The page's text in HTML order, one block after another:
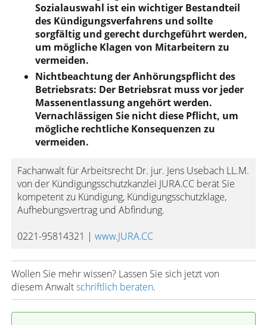
Sozialauswahl ist ein wichtiger Bestandteil
des Kündigungsverfahrens und sollte
sorgfältig und gerecht durchgeführt werden,
um mögliche Klagen von Mitarbeitern zu
vermeiden.
Nichtbeachtung der Anhörungspflicht des
Betriebsrats: Der Betriebsrat muss vor jeder
Massenentlassung angehört werden.
Vernachlässigen Sie nicht diese Pflicht, um
mögliche rechtliche Konsequenzen zu
vermeiden.
Fachanwalt für Arbeitsrecht Dr. jur. Jens Usebach LL.M.
von der Kündigungsschutzkanzlei JURA.CC berät Sie
kompetent zu Kündigung, Kündigungsschutzklage,
Aufhebungsvertrag und Abfindung.
0221-95814321 | www.JURA.CC
Wollen Sie mehr wissen? Lassen Sie sich jetzt von
diesem Anwaltschriftlich beraten.